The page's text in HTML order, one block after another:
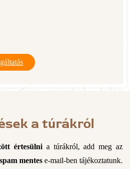
a túrákról
értesülni a túrákról, add meg az
mentese-mail-ben tájékoztatunk.